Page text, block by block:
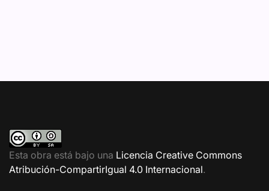
Esta obra está bajo una Licencia Creative Commons
Atribución-CompartirIgual 4.0 Internacional.